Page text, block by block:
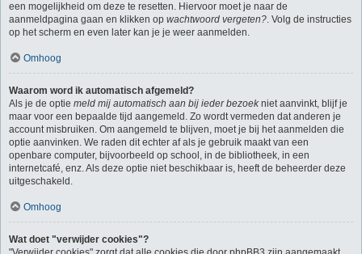
een mogelijkheid om deze te resetten. Hiervoor moet je naar de
aanmeldpagina gaan en klikken op wachtwoord vergeten?. Volg de instructies
op het scherm en even later kan je je weer aanmelden.
Omhoog
Waarom word ik automatisch afgemeld?
Als je de optie meld mij automatisch aan bij ieder bezoek niet aanvinkt, blijf je
maar voor een bepaalde tijd aangemeld. Zo wordt vermeden dat anderen je
account misbruiken. Om aangemeld te blijven, moet je bij het aanmelden die
optie aanvinken. We raden dit echter af als je gebruik maakt van een
openbare computer, bijvoorbeeld op school, in de bibliotheek, in een
internetcafé, enz. Als deze optie niet beschikbaar is, heeft de beheerder deze
uitgeschakeld.
Omhoog
Wat doet "verwijder cookies"?